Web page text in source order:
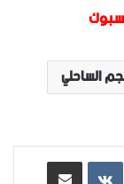
الساحلي
‏VKontakte